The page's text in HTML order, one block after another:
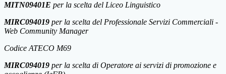
MITN09401E per la scelta del Liceo Linguistico
MIRC094019 per la scelta del Professionale Servizi Commerciali -
Web Community Manager
Codice ATECO M69
MIRC094019 per la scelta di Operatore ai servizi di promozione e